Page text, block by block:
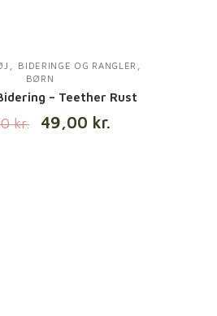
BIDERINGE OG RANGLER
BØRN
– Teether Rust
kr. 49,00 kr.